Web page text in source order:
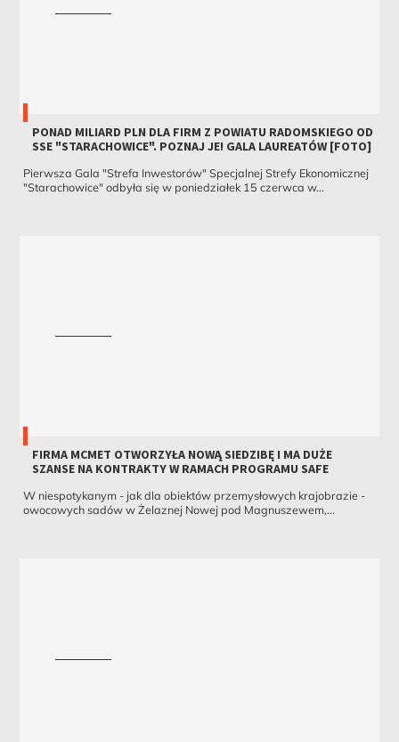
PONAD MILIARD PLN DLA FIRM Z POWIATU RADOMSKIEGO OD
SSE "STARACHOWICE". POZNAJ JE! GALA LAUREATÓW [FOTO]
Pierwsza Gala "Strefa Inwestorów" Specjalnej Strefy Ekonomicznej
"Starachowice" odbyła się w poniedziałek 15 czerwca w...
FIRMA MCMET OTWORZYŁA NOWĄ SIEDZIBĘ I MA DUŻE
SZANSE NA KONTRAKTY W RAMACH PROGRAMU SAFE
W niespotykanym - jak dla obiektów przemysłowych krajobrazie -
owocowych sadów w Żelaznej Nowej pod Magnuszewem,...